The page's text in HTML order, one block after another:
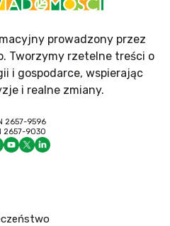
prowadzony przez
Tworzymy rzetelne treści o
i gospodarce, wspierając
i realne zmiany.
2657-9596
2657-9030